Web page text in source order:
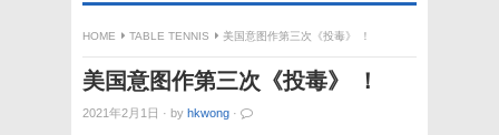
HOME TABLE TENNIS 美国意图作第三次《投毒》 ！
美国意图作第三次《投毒》 ！
2021年2月1日 · by hkwong ·